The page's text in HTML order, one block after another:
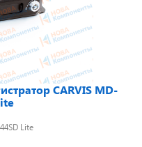
на актуальные
CARVIS MD-
Lite